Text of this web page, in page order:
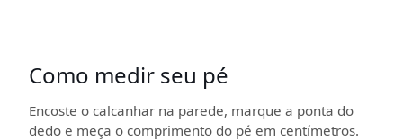
Como medir seu pé
Encoste o calcanhar na parede, marque a ponta do
dedo e meça o comprimento do pé em centímetros.